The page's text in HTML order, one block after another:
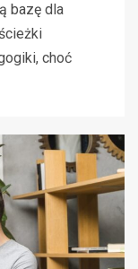
bazę dla
choć